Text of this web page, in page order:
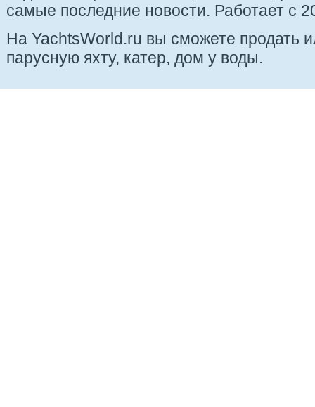
самые последние новости. Работает с
На YachtsWorld.ru вы сможете продать
парусную яхту, катер, дом у воды.